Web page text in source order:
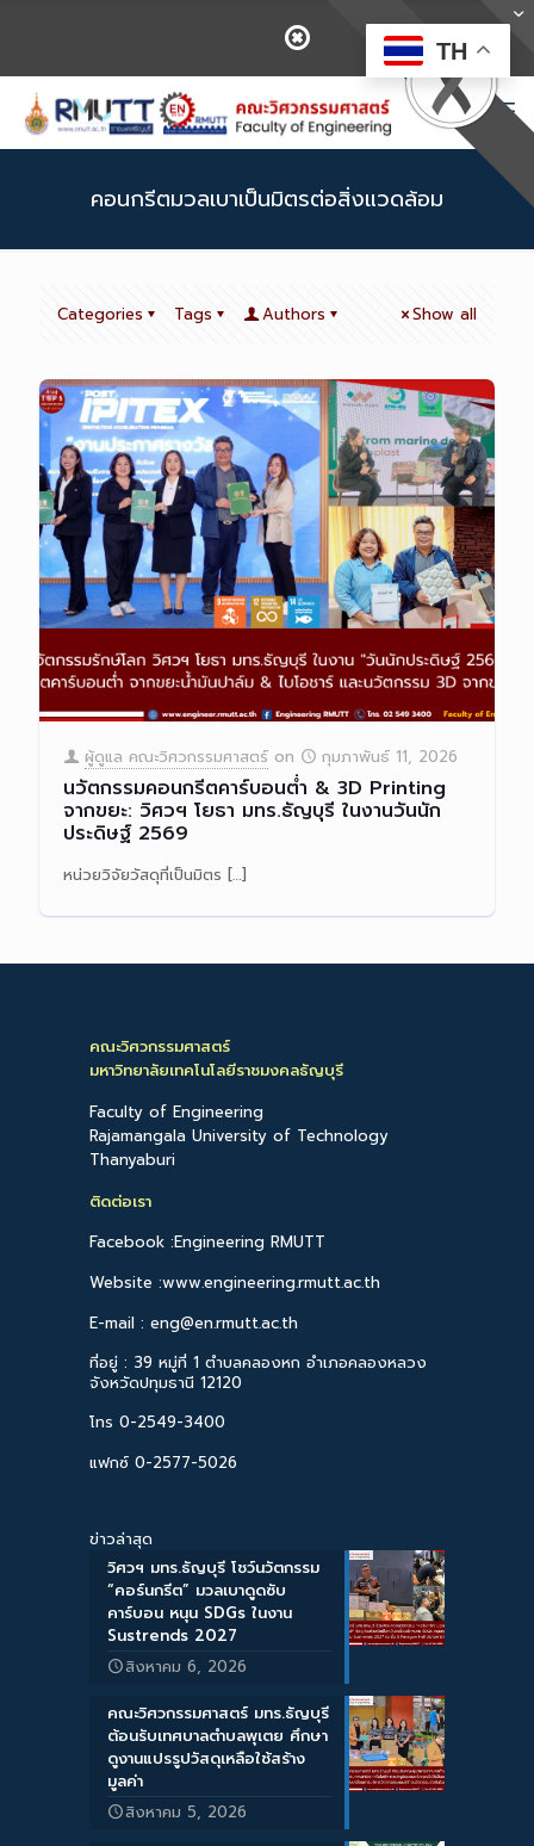
คอนกรีตมวลเบาเป็นมิตรต่อสิ่งแวดล้อม
Categories Tags Authors Show all
ผู้ดูแล คณะวิศวกรรมศาสตร์ on กุมภาพันธ์ 11, 2026
นวัตกรรมคอนกรีตคาร์บอนต่ำ & 3D Printing
จากขยะ: วิศวฯ โยธา มทร.ธัญบุรี ในงานวันนัก
ประดิษฐ์ 2569
หน่วยวิจัยวัสดุที่เป็นมิตร […]
คณะวิศวกรรมศาสตร์
มหาวิทยาลัยเทคโนโลยีราชมงคลธัญบุรี
Faculty of Engineering
Rajamangala University of Technology
Thanyaburi
ติดต่อเรา
Facebook :Engineering RMUTT
Website :www.engineering.rmutt.ac.th
E-mail : eng@en.rmutt.ac.th
ที่อยู่ : 39 หมู่ที่ 1 ตำบลคลองหก อำเภอคลองหลวง
จังหวัดปทุมธานี 12120
โทร 0-2549-3400
แฟกซ์ 0-2577-5026
ข่าวล่าสุด
วิศวฯ มทร.ธัญบุรี โชว์นวัตกรรม
“คอร์นกรีต” มวลเบาดูดซับ
คาร์บอน หนุน SDGs ในงาน
Sustrends 2027
สิงหาคม 6, 2026
คณะวิศวกรรมศาสตร์ มทร.ธัญบุรี
ต้อนรับเทศบาลตำบลพุเตย ศึกษา
ดูงานแปรรูปวัสดุเหลือใช้สร้าง
มูลค่า
สิงหาคม 5, 2026
TH